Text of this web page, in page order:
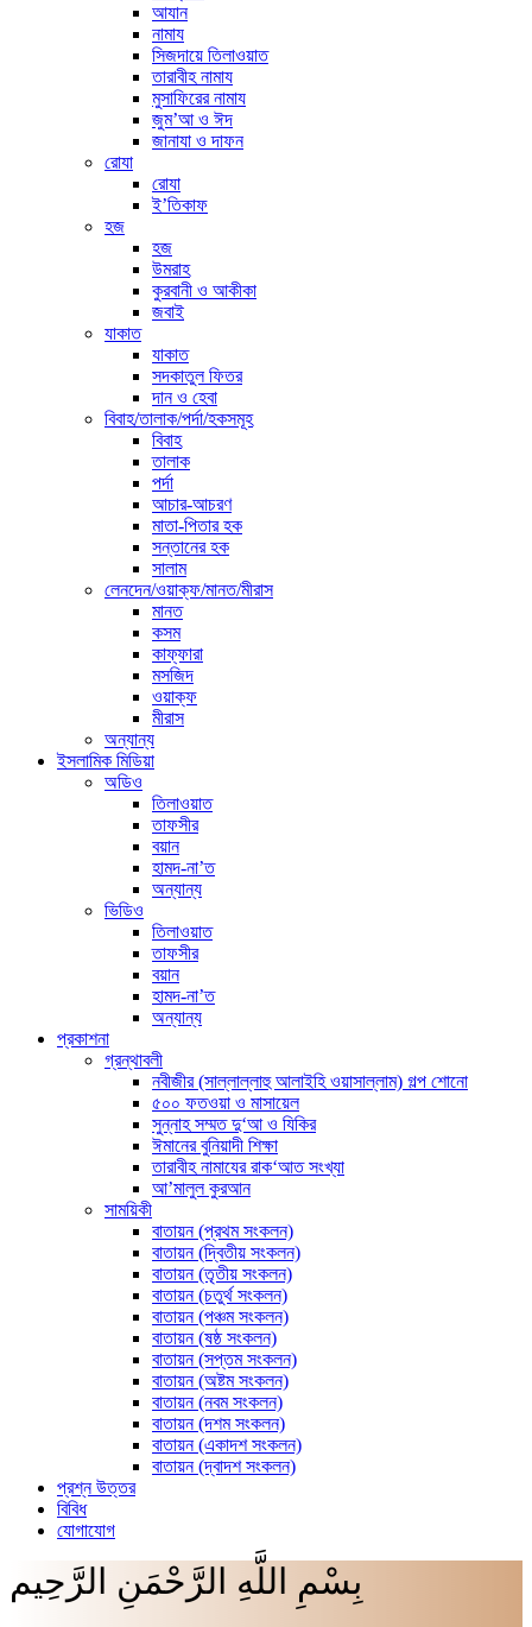
আযান
নামায
সিজদায়ে তিলাওয়াত
তারাবীহ নামায
মুসাফিরের নামায
জুম’আ ও ঈদ
জানাযা ও দাফন
রোযা
রোযা
ই’তিকাফ
হজ
হজ
উমরাহ
কুরবানী ও আকীকা
জবাই
যাকাত
যাকাত
সদকাতুল ফিতর
দান ও হেবা
বিবাহ/তালাক/পর্দা/হকসমূহ
বিবাহ
তালাক
পর্দা
আচার-আচরণ
মাতা-পিতার হক
সন্তানের হক
সালাম
লেনদেন/ওয়াক্ফ/মানত/মীরাস
মানত
কসম
কাফ্ফারা
মসজিদ
ওয়াক্ফ
মীরাস
অন্যান্য
ইসলামিক মিডিয়া
অডিও
তিলাওয়াত
তাফসীর
বয়ান
হামদ-না’ত
অন্যান্য
ভিডিও
তিলাওয়াত
তাফসীর
বয়ান
হামদ-না’ত
অন্যান্য
প্রকাশনা
গ্রন্থাবলী
নবীজীর (সাল্লাল্লাহু আলাইহি ওয়াসাল্লাম) গল্প শোনো
৫০০ ফতওয়া ও মাসায়েল
সুন্নাহ সম্মত দু‘আ ও যিকির
ঈমানের বুনিয়াদী শিক্ষা
তারাবীহ নামাযের রাক‘আত সংখ্যা
আ’মালুল কুরআন
সাময়িকী
বাতায়ন (প্রথম সংকলন)
বাতায়ন (দ্বিতীয় সংকলন)
বাতায়ন (তৃতীয় সংকলন)
বাতায়ন (চতুর্থ সংকলন)
বাতায়ন (পঞ্চম সংকলন)
বাতায়ন (ষষ্ঠ সংকলন)
বাতায়ন (সপ্তম সংকলন)
বাতায়ন (অষ্টম সংকলন)
বাতায়ন (নবম সংকলন)
বাতায়ন (দশম সংকলন)
বাতায়ন (একাদশ সংকলন)
বাতায়ন (দ্বাদশ সংকলন)
প্রশ্ন উত্তর
বিবিধ
যোগাযোগ
بِسْمِ اللَّهِ الرَّحْمَنِ الرَّحِيم